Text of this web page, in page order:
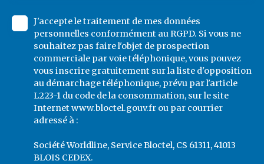
J'accepte le traitement de mes données
personnelles conformément au RGPD. Si vous ne
souhaitez pas faire l'objet de prospection
commerciale par voie téléphonique, vous pouvez
vous inscrire gratuitement sur la liste d'opposition
au démarchage téléphonique, prévu par l'article
L223-1 du code de la consommation, sur le site
Internet www.bloctel.gouv.fr ou par courrier
adressé à :
Société Worldline, Service Bloctel, CS 61311, 41013
BLOIS CEDEX.